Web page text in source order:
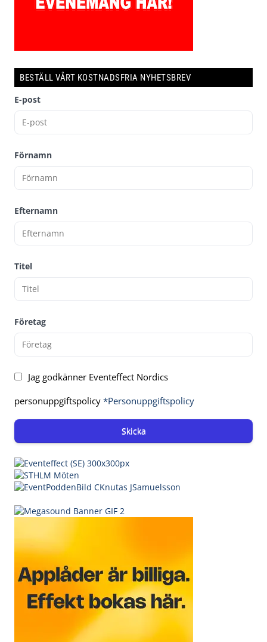
BESTÄLL VÅRT KOSTNADSFRIA NYHETSBREV
E-post
Förnamn
Efternamn
Titel
Företag
Jag godkänner Eventeffect Nordics
personuppgiftspolicy *Personuppgiftspolicy
Skicka